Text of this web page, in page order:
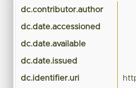
dc.contributor.author
dc.date.accessioned
dc.date.available
dc.date.issued
dc.identifier.uri